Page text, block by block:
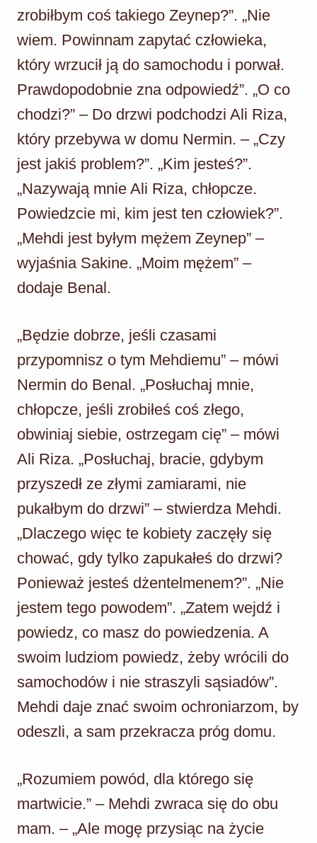
zrobiłbym coś takiego Zeynep?”. „Nie
wiem. Powinnam zapytać człowieka,
który wrzucił ją do samochodu i porwał.
Prawdopodobnie zna odpowiedź”. „O co
chodzi?” – Do drzwi podchodzi Ali Riza,
który przebywa w domu Nermin. – „Czy
jest jakiś problem?”. „Kim jesteś?”.
„Nazywają mnie Ali Riza, chłopcze.
Powiedzcie mi, kim jest ten człowiek?”.
„Mehdi jest byłym mężem Zeynep” –
wyjaśnia Sakine. „Moim mężem” –
dodaje Benal.
„Będzie dobrze, jeśli czasami
przypomnisz o tym Mehdiemu” – mówi
Nermin do Benal. „Posłuchaj mnie,
chłopcze, jeśli zrobiłeś coś złego,
obwiniaj siebie, ostrzegam cię” – mówi
Ali Riza. „Posłuchaj, bracie, gdybym
przyszedł ze złymi zamiarami, nie
pukałbym do drzwi” – stwierdza Mehdi.
„Dlaczego więc te kobiety zaczęły się
chować, gdy tylko zapukałeś do drzwi?
Ponieważ jesteś dżentelmenem?”. „Nie
jestem tego powodem”. „Zatem wejdź i
powiedz, co masz do powiedzenia. A
swoim ludziom powiedz, żeby wrócili do
samochodów i nie straszyli sąsiadów”.
Mehdi daje znać swoim ochroniarzom, by
odeszli, a sam przekracza próg domu.
„Rozumiem powód, dla którego się
martwicie.” – Mehdi zwraca się do obu
mam. – „Ale mogę przysiąc na życie